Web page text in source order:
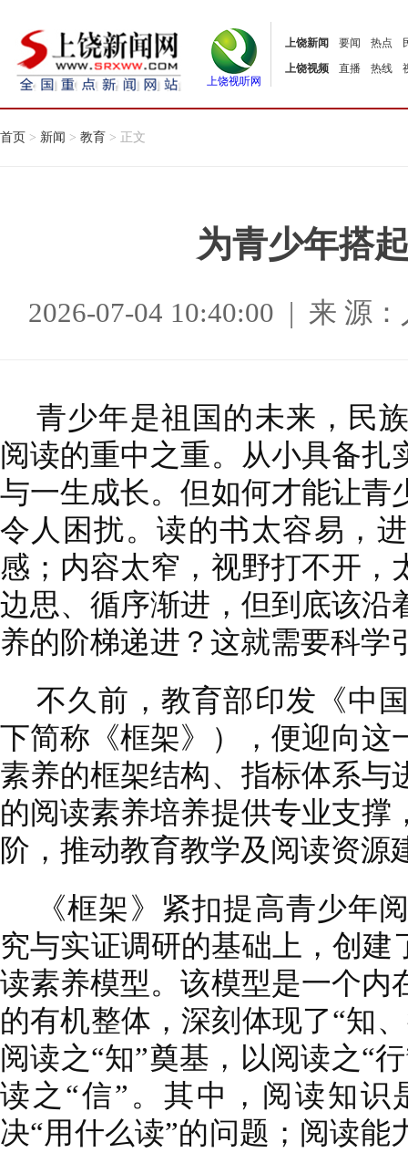
上饶视听网
上饶新闻 要闻 热点
上饶视频
直播 热线
首页 > 新闻 > 教育 > 正文
为青少年搭
2026-07-04 10:40:00 | 来 源
青少年是祖国的未来，民
阅读的重中之重。从小具备扎
与一生成长。但如何才能让青
令人困扰。读的书太容易，
感；内容太窄，视野打不开，
边思、循序渐进，但到底该沿
养的阶梯递进？这就需要科学
不久前，教育部印发《中
下简称《框架》），便迎向这
素养的框架结构、指标体系与
的阅读素养培养提供专业支撑
阶，推动教育教学及阅读资源
《框架》紧扣提高青少年
究与实证调研的基础上，创
读素养模型。该模型是一个内
的有机整体，深刻体现了“知
阅读之“知”奠基，以阅读之“
读之“信”。其中，阅读知
决“用什么读”的问题；阅读